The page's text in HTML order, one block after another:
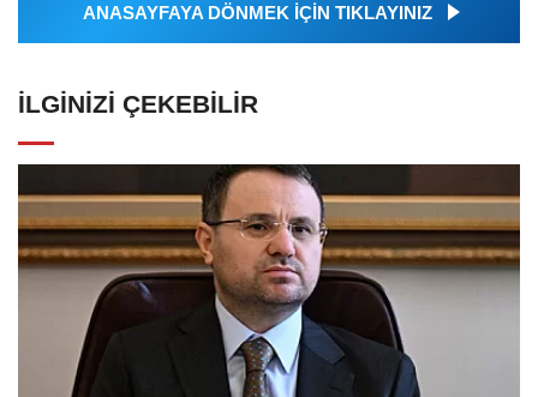
ANASAYFAYA DÖNMEK İÇİN TIKLAYINIZ
İLGINIZI ÇEKEBILIR